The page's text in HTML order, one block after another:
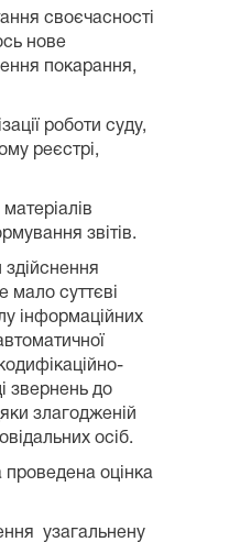
своєчасності
нове
покарання,
роботи суду,
реєстрі,
звітів.
мало суттєві
інформаційних
звернень до
злагодженій
осіб.
проведена оцінка
узагальнену